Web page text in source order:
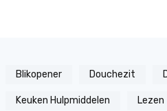
Blikopener Douchezit
Keuken Hulpmiddelen Lezen